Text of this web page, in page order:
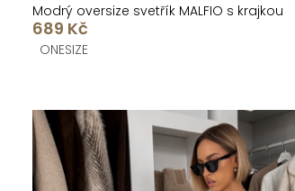
Modrý oversize svetřík MALFIO s krajkou
689 Kč
ONESIZE